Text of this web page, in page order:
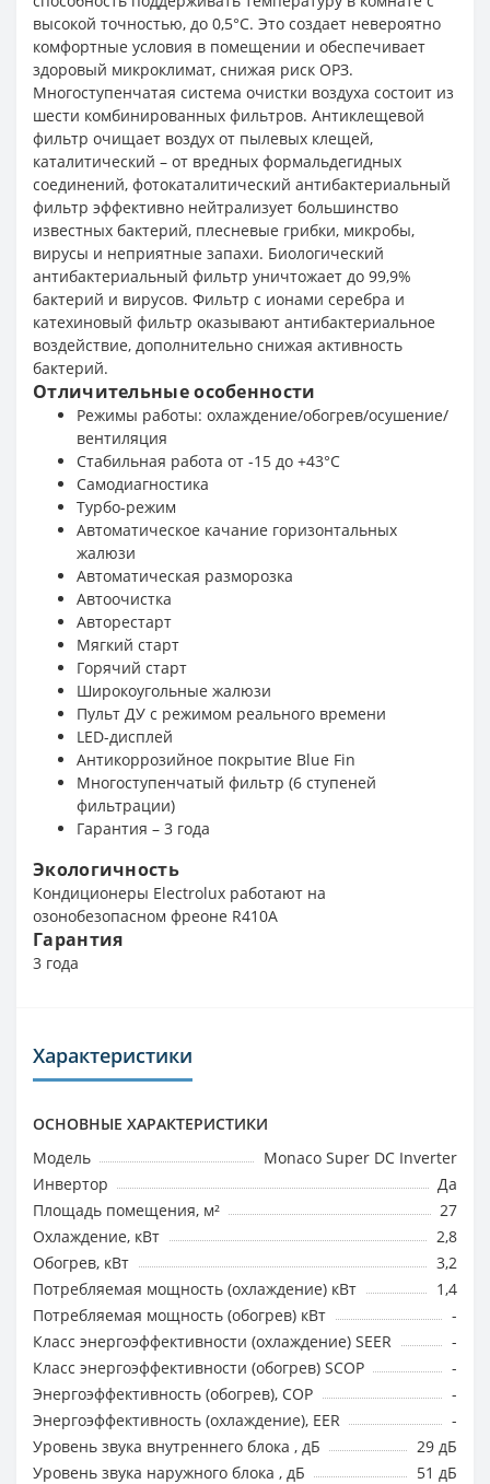
высокой точностью, до 0,5°С. Это создает невероятно
комфортные условия в помещении и обеспечивает
здоровый микроклимат, снижая риск ОРЗ.
Многоступенчатая система очистки воздуха состоит из
шести комбинированных фильтров. Антиклещевой
фильтр очищает воздух от пылевых клещей,
каталитический – от вредных формальдегидных
соединений, фотокаталитический антибактериальный
фильтр эффективно нейтрализует большинство
известных бактерий, плесневые грибки, микробы,
вирусы и неприятные запахи. Биологический
антибактериальный фильтр уничтожает до 99,9%
бактерий и вирусов. Фильтр с ионами серебра и
катехиновый фильтр оказывают антибактериальное
воздействие, дополнительно снижая активность
бактерий.
Отличительные особенности
Режимы работы: охлаждение/обогрев/осушение/
вентиляция
Стабильная работа от -15 до +43°C
Самодиагностика
Турбо-режим
Автоматическое качание горизонтальных
жалюзи
Автоматическая разморозка
Автоочистка
Авторестарт
Мягкий старт
Горячий старт
Широкоугольные жалюзи
Пульт ДУ с режимом реального времени
LED-дисплей
Антикоррозийное покрытие Blue Fin
Многоступенчатый фильтр (6 ступеней
фильтрации)
Гарантия – 3 года
Экологичность
Кондиционеры Electrolux работают на
озонобезопасном фреоне R410A
Гарантия
3 года
Характеристики
ОСНОВНЫЕ ХАРАКТЕРИСТИКИ
Модель
Monaco Super DC Inverter
Инвертор
Да
Площадь помещения, м²
27
Охлаждение, кВт
2,8
Обогрев, кВт
3,2
Потребляемая мощность (охлаждение) кВт
1,4
Потребляемая мощность (обогрев) кВт
-
Класс энергоэффективности (охлаждение) SEER
-
Класс энергоэффективности (обогрев) SCOP
-
Энергоэффективность (обогрев), COP
-
Энергоэффективность (охлаждение), EER
-
Уровень звука внутреннего блока , дБ
29 дБ
Уровень звука наружного блока , дБ
51 дБ